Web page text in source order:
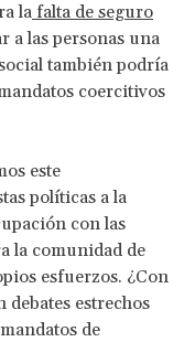
la falta de seguro
a las personas una
también podría
coercitivos
este
políticas a la
con las
la comunidad de
esfuerzos. ¿Con
estrechos
de